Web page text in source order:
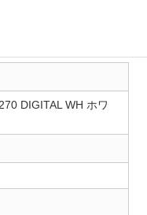
DIGITAL WH ホワ